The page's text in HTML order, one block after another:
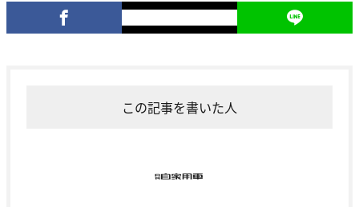
この記事を書いた人